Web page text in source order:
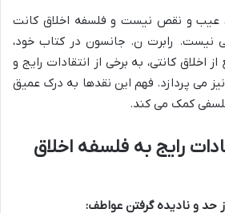
عیب و نقص نیست و فلسفه اخلاق کانت
نیست. رابرت ن. جانسون در کتاب خود،
اخلاق کانتی، به برخی از انتقادات رایج و
می پردازد. فهم این نقدها به درک عمیق
کمک می کند.
رایج به فلسفه اخلاق
و نادیده گرفتن عواطف: